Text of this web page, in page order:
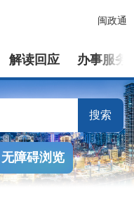
闽政通
解读回应 办事服务
搜索
无障碍浏览